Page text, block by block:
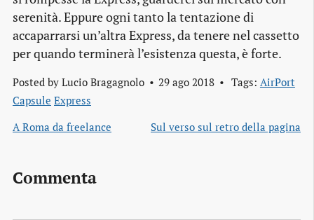
serenità. Eppure ogni tanto la tentazione di
accaparrarsi un’altra Express, da tenere nel cassetto
per quando terminerà l’esistenza questa, è forte.
Posted by Lucio Bragagnolo 29 ago 2018 Tags: AirPort
Capsule Express
A Roma da freelance
Sul verso sul retro della pagina
Commenta